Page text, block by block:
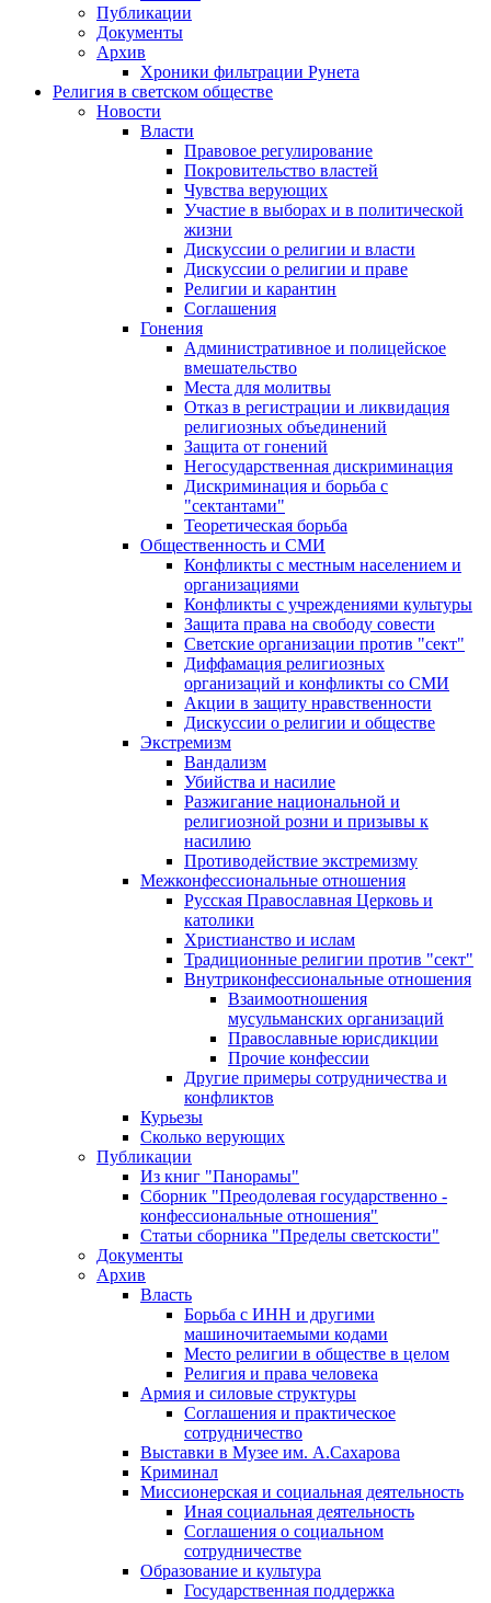
Публикации
Документы
Архив
Хроники фильтрации Рунета
Религия в светском обществе
Новости
Власти
Правовое регулирование
Покровительство властей
Чувства верующих
Участие в выборах и в политической
жизни
Дискуссии о религии и власти
Дискуссии о религии и праве
Религии и карантин
Соглашения
Гонения
Административное и полицейское
вмешательство
Места для молитвы
Отказ в регистрации и ликвидация
религиозных объединений
Защита от гонений
Негосударственная дискриминация
Дискриминация и борьба с
"сектантами"
Теоретическая борьба
Общественность и СМИ
Конфликты с местным населением и
организациями
Конфликты с учреждениями культуры
Защита права на свободу совести
Светские организации против "сект"
Диффамация религиозных
организаций и конфликты со СМИ
Акции в защиту нравственности
Дискуссии о религии и обществе
Экстремизм
Вандализм
Убийства и насилие
Разжигание национальной и
религиозной розни и призывы к
насилию
Противодействие экстремизму
Межконфессиональные отношения
Русская Православная Церковь и
католики
Христианство и ислам
Традиционные религии против "сект"
Внутриконфессиональные отношения
Взаимоотношения
мусульманских организаций
Православные юрисдикции
Прочие конфессии
Другие примеры сотрудничества и
конфликтов
Курьезы
Сколько верующих
Публикации
Из книг "Панорамы"
Сборник "Преодолевая государственно -
конфессиональные отношения"
Статьи сборника "Пределы светскости"
Документы
Архив
Власть
Борьба с ИНН и другими
машиночитаемыми кодами
Место религии в обществе в целом
Религия и права человека
Армия и силовые структуры
Соглашения и практическое
сотрудничество
Выставки в Музее им. А.Сахарова
Криминал
Миссионерская и социальная деятельность
Иная социальная деятельность
Соглашения о социальном
сотрудничестве
Образование и культура
Государственная поддержка